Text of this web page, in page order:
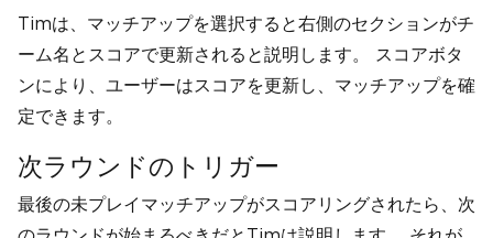
Timは、マッチアップを選択すると右側のセクションがチ
ーム名とスコアで更新されると説明します。 スコアボタ
ンにより、ユーザーはスコアを更新し、マッチアップを確
定できます。
次ラウンドのトリガー
最後の未プレイマッチアップがスコアリングされたら、次